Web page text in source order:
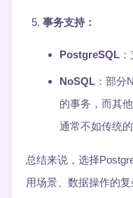
事务支持：
PostgreSQL
NoSQL ：部分
的事务，而其
通常不如传统
总结来说，选择
用场景、数据操作的